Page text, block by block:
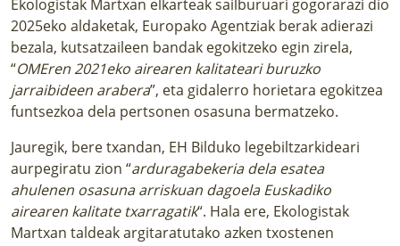
Ekologistak Martxan elkarteak sailburuari gogorarazi dio
2025eko aldaketak, Europako Agentziak berak adierazi
bezala, kutsatzaileen bandak egokitzeko egin zirela,
“OMEren 2021eko airearen kalitateari buruzko
jarraibideen arabera”, eta gidalerro horietara egokitzea
funtsezkoa dela pertsonen osasuna bermatzeko.
Jauregik, bere txandan, EH Bilduko legebiltzarkideari
aurpegiratu zion “arduragabekeria dela esatea
ahulenen osasuna arriskuan dagoela Euskadiko
airearen kalitate txarragatik“. Hala ere, Ekologistak
Martxan taldeak argitaratutako azken txostenen